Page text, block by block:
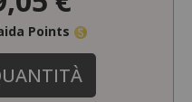
Points